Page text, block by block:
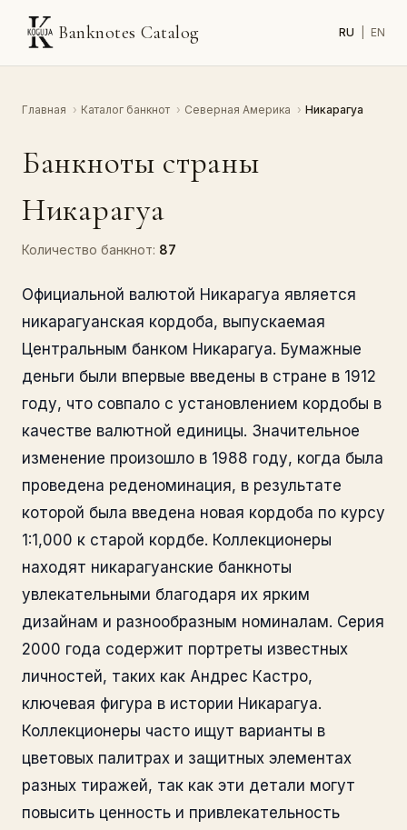
Banknotes Catalog RU EN
Главная › Каталог банкнот › Северная Америка › Никарагуа
Банкноты страны
Никарагуа
Количество банкнот: 87
Официальной валютой Никарагуа является
никарагуанская кордоба, выпускаемая
Центральным банком Никарагуа. Бумажные
деньги были впервые введены в стране в 1912
году, что совпало с установлением кордобы в
качестве валютной единицы. Значительное
изменение произошло в 1988 году, когда была
проведена реденоминация, в результате
которой была введена новая кордоба по курсу
1:1,000 к старой кордбе. Коллекционеры
находят никарагуанские банкноты
увлекательными благодаря их ярким
дизайнам и разнообразным номиналам. Серия
2000 года содержит портреты известных
личностей, таких как Андрес Кастро,
ключевая фигура в истории Никарагуа.
Коллекционеры часто ищут варианты в
цветовых палитрах и защитных элементах
разных тиражей, так как эти детали могут
повысить ценность и привлекательность